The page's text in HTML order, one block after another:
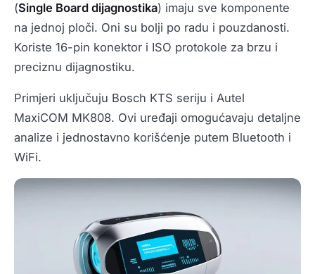
(Single Board dijagnostika) imaju sve komponente
na jednoj ploči. Oni su bolji po radu i pouzdanosti.
Koriste 16-pin konektor i ISO protokole za brzu i
preciznu dijagnostiku.
Primjeri uključuju Bosch KTS seriju i Autel
MaxiCOM MK808. Ovi uređaji omogućavaju detaljne
analize i jednostavno korišćenje putem Bluetooth i
WiFi.